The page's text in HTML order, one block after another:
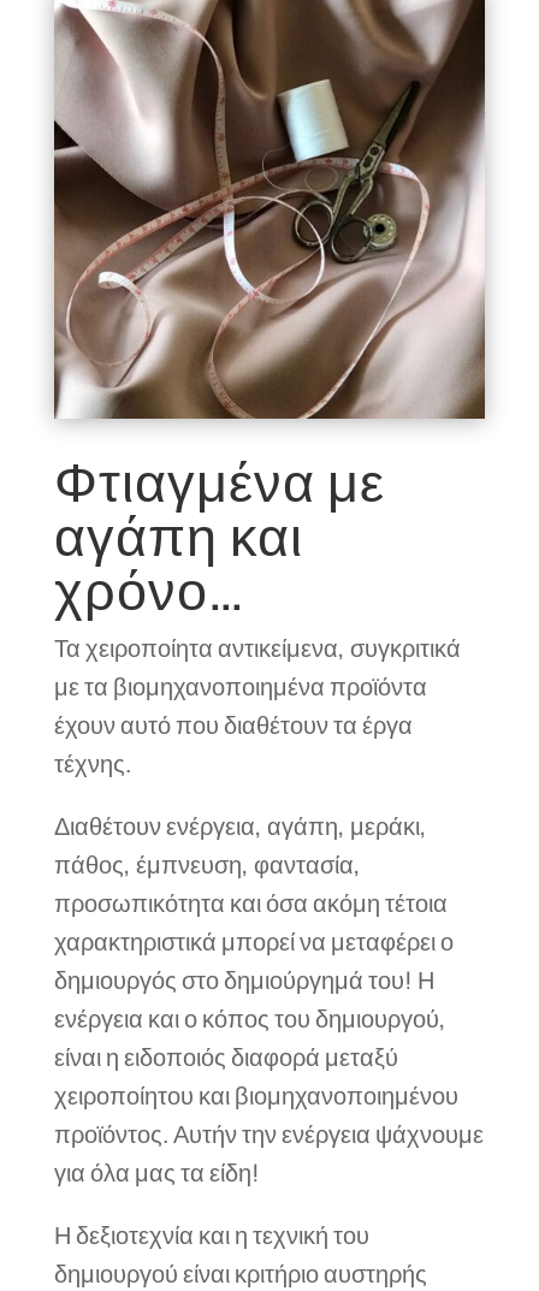
Φτιαγμένα με
αγάπη και
χρόνο…
Τα χειροποίητα αντικείμενα, συγκριτικά
με τα βιομηχανοποιημένα προϊόντα
έχουν αυτό που διαθέτουν τα έργα
τέχνης.
Διαθέτουν ενέργεια, αγάπη, μεράκι,
πάθος, έμπνευση, φαντασία,
προσωπικότητα και όσα ακόμη τέτοια
χαρακτηριστικά μπορεί να μεταφέρει ο
δημιουργός στο δημιούργημά του! Η
ενέργεια και ο κόπος του δημιουργού,
είναι η ειδοποιός διαφορά μεταξύ
χειροποίητου και βιομηχανοποιημένου
προϊόντος. Αυτήν την ενέργεια ψάχνουμε
για όλα μας τα είδη!
Η δεξιοτεχνία και η τεχνική του
δημιουργού είναι κριτήριο αυστηρής